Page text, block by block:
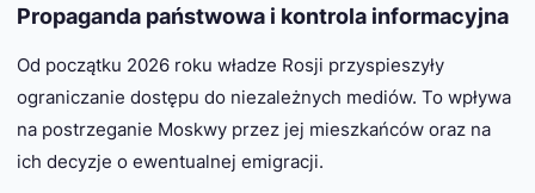
Propaganda państwowa i kontrola informacyjna
Od początku 2026 roku władze Rosji przyspieszyły
ograniczanie dostępu do niezależnych mediów. To wpływa
na postrzeganie Moskwy przez jej mieszkańców oraz na
ich decyzje o ewentualnej emigracji.